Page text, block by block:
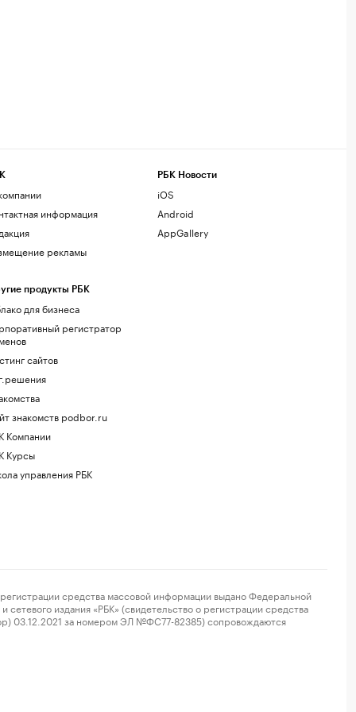
информация
рекламы
продукты РБК
для бизнеса
регистратор
сайтов
знакомств podbor.ru
Компании
Курсы
управления РБК
РБК Новости
iOS
Android
AppGallery
средства массовой информации выдано Федеральной
издания «РБК» (свидетельство о регистрации средства
03.12.2021 за номером ЭЛ №ФС77-82385) сопровождаются